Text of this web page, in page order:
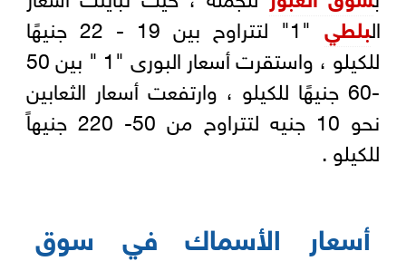
البلطي
"1" لتتراوح بين 19 - 22 جنيهًا
للكيلو ، واستقرت أسعار البورى "1 " بين 50
-60 جنيهًا للكيلو ، وارتفعت أسعار الثعابين
نحو 10 جنيه لتتراوح من 50- 220 جنيهاً
للكيلو .
أسعار الأسماك في سوق